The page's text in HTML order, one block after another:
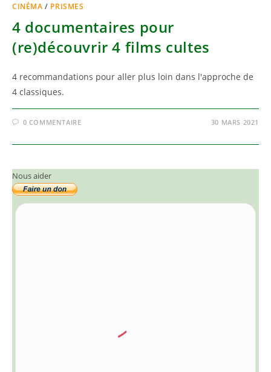
CINÉMA / PRISMES
4 documentaires pour
(re)découvrir 4 films cultes
4 recommandations pour aller plus loin dans l'approche de
4 classiques.
0 COMMENTAIRE 30 MARS 2021
Nous aider